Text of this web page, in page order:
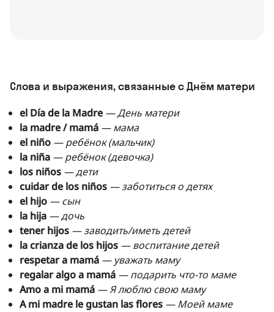
Слова и выражения, связанные с Днём матери
el Día de la Madre — День матери
la madre / mamá — мама
el niño — ребёнок (мальчик)
la niña — ребёнок (девочка)
los niños — дети
cuidar de los niños — заботиться о детях
el hijo — сын
la hija — дочь
tener hijos — заводить/иметь детей
la crianza de los hijos — воспитание детей
respetar a mamá — уважать маму
regalar algo a mamá — подарить что-то маме
Amo a mi mamá — Я люблю свою маму
A mi madre le gustan las flores — Моей маме